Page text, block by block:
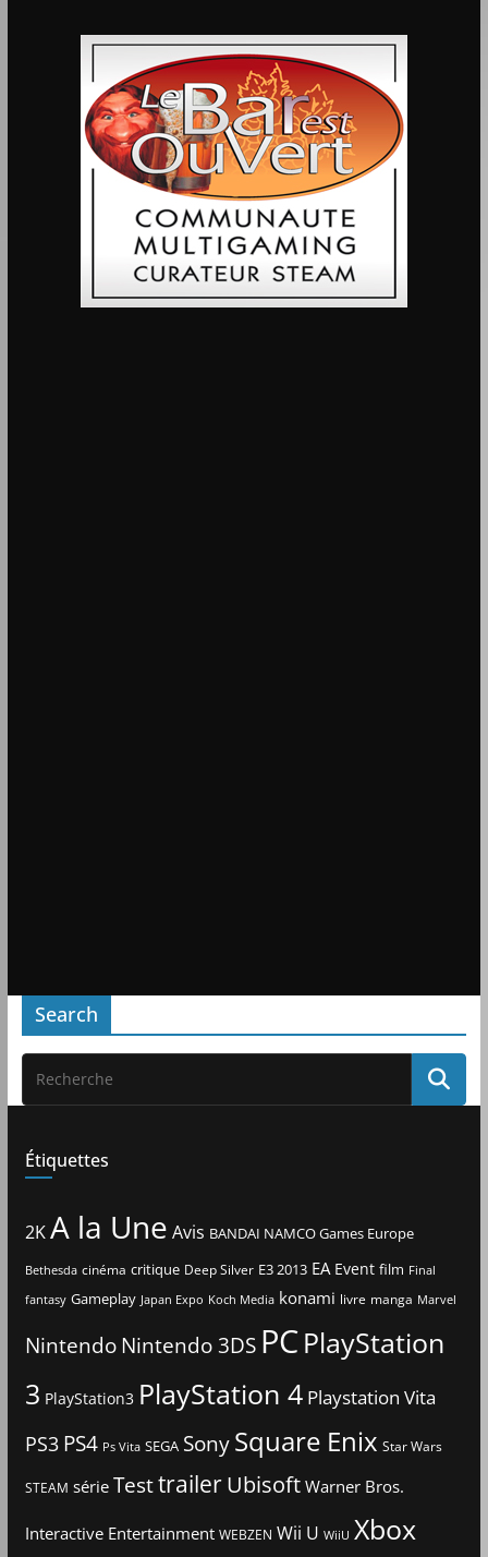
Search
Étiquettes
2KA la Une Avis BANDAI NAMCO Games Europe
Bethesda cinéma critique Deep Silver E3 2013 EA Event film Final
fantasy Gameplay Japan Expo Koch Media konami livre manga Marvel
Nintendo Nintendo 3DS PCPlayStation
3 PlayStation3 PlayStation 4 Playstation Vita
PS3 PS4 Ps Vita SEGA Sony Square Enix Star Wars
STEAM série TesttrailerUbisoftWarner Bros.
Interactive Entertainment WEBZEN Wii U WiiU Xbox